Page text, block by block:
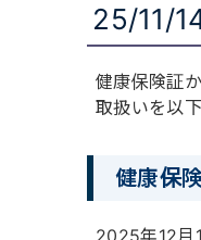
25/11/
健康保険証
取扱いを以
健康保